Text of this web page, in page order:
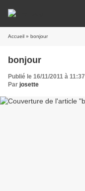
Accueil » bonjour
bonjour
Publié le 16/11/2011 à 11:37
Par josette